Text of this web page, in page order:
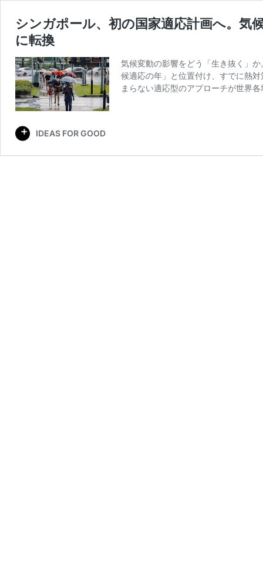
シンガポール、初の国家適応計画へ。気
に転換
気候変動の影響をどう「生き抜く」
候適応の年」と位置付け、すでに熱
まらない適応型のアプローチが世界
IDEAS FOR GOOD